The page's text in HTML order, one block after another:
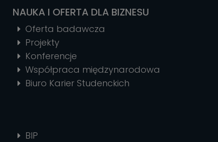
NAUKA I OFERTA DLA BIZNESU
Oferta badawcza
Projekty
Konferencje
Współpraca międzynarodowa
Biuro Karier Studenckich
BIP